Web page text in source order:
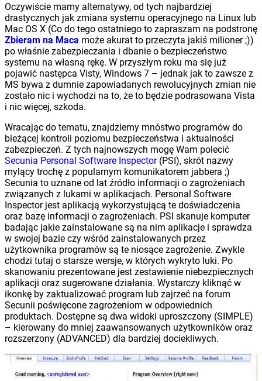
Oczywiście mamy alternatywy, od tych najbardziej
drastycznych jak zmiana systemu operacyjnego na Linux lub
Mac OS X (Co do tego ostatniego to zapraszam na podstronę
Zbieram na Maca może akurat to przeczyta jakiś milioner ;))
po właśnie zabezpieczania i dbanie o bezpieczeństwo
systemu na własną rękę. W przyszłym roku ma się już
pojawić następca Visty, Windows 7 – jednak jak to zawsze z
MS bywa z dumnie zapowiadanych rewolucyjnych zmian nie
zostało nic i wychodzi na to, że to będzie podrasowana Vista
i nic więcej, szkoda.
Wracając do tematu, znajdziemy mnóstwo programów do
bieżącej kontroli poziomu bezpieczeństwa i aktualności
zabezpieczeń. Z tych najnowszych mogę Wam polecić
Secunia Personal Software Inspector(PSI), skrót nazwy
mylący trochę z popularnym komunikatorem jabbera ;)
Secunia to uznane od lat źródło informacji o zagrożeniach
związanych z lukami w aplikacjach. Personal Software
Inspector jest aplikacją wykorzystującą te doświadczenia
oraz bazę informacji o zagrożeniach. PSI skanuje komputer
badając jakie zainstalowane są na nim aplikacje i sprawdza
w swojej bazie czy wśród zainstalowanych przez
użytkownika programów są te niosące zagrożenie. Zwykle
chodzi tutaj o starsze wersje, w których wykryto luki. Po
skanowaniu prezentowane jest zestawienie niebezpiecznych
aplikacji oraz sugerowane działania. Wystarczy kliknąć w
ikonkę by zaktualizować program lub zajrzeć na forum
Secunii poświęcone zagrożeniom w odpowiednich
produktach. Dostępne są dwa widoki uproszczony (SIMPLE)
– kierowany do mniej zaawansowanych użytkowników oraz
rozszerzony (ADVANCED) dla bardziej dociekliwych.